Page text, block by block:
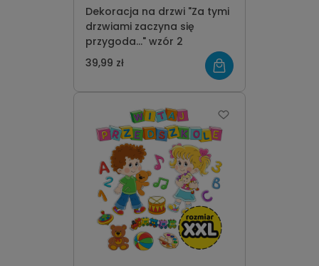
Dekoracja na drzwi "Za tymi
drzwiami zaczyna się
przygoda..." wzór 2
39,99 zł